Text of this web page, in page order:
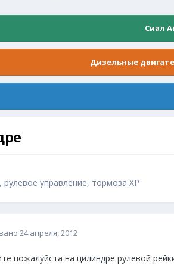
Сиал
Дизельные
рулевое управление, тормоза XP
24 апреля, 2012
пожалуйста на цилиндре рулевой